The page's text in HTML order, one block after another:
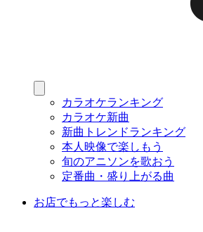
カラオケランキング
カラオケ新曲
新曲トレンドランキング
本人映像で楽しもう
旬のアニソンを歌おう
定番曲・盛り上がる曲
お店でもっと楽しむ